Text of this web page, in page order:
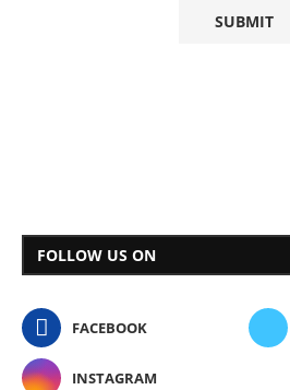
FOLLOW US ON
FACEBOOK
INSTAGRAM